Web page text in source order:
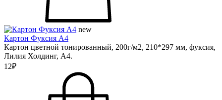
new
Картон Фуксия А4
Картон цветной тонированный, 200г/м2, 210*297 мм, фуксия,
Лилия Холдинг, А4.
12₽